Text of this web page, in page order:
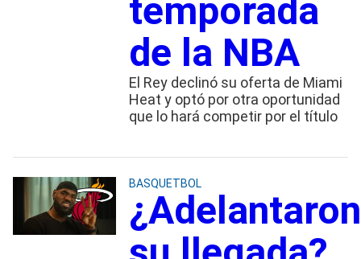
temporada
de la NBA
El Rey declinó su oferta de Miami
Heat y optó por otra oportunidad
que lo hará competir por el título
BASQUETBOL
¿Adelantaron